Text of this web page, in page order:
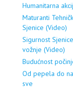
Humanitarna
Maturanti
Sjenice (Video)
Sigurnost
vožnje (Video)
Budućnost
Od pepela do
sve